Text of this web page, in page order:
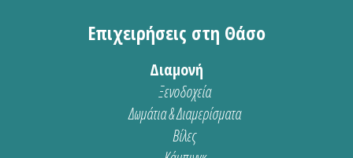
Επιχειρήσεις στη Θάσο
Διαμονή
Ξενοδοχεία
Δωμάτια & Διαμερίσματα
Βίλες